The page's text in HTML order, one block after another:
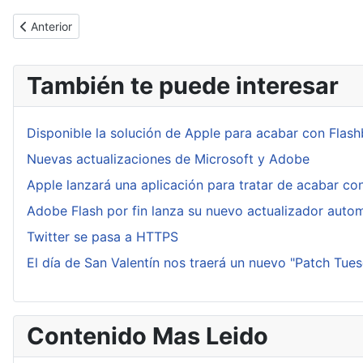
Artículo anterior: Descubierta una nueva vulnerabilidad en
Anterior
También te puede interesar
Disponible la solución de Apple para acabar con
Nuevas actualizaciones de Microsoft y Adobe
Apple lanzará una aplicación para tratar de acabar
Adobe Flash por fin lanza su nuevo actualizador
Twitter se pasa a HTTPS
El día de San Valentín nos traerá un nuevo "Patch
Contenido Mas Leido